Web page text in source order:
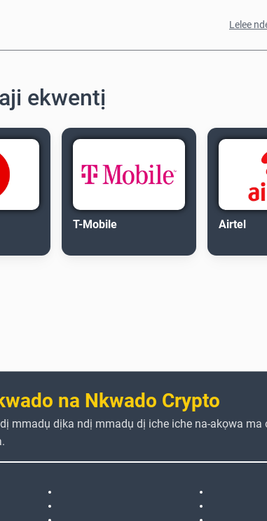
Lelee
ekwentị
T-Mobile Airtel
na Nkwado Crypto
mmadụ dịka ndị mmadụ dị iche iche na-akọwa ma